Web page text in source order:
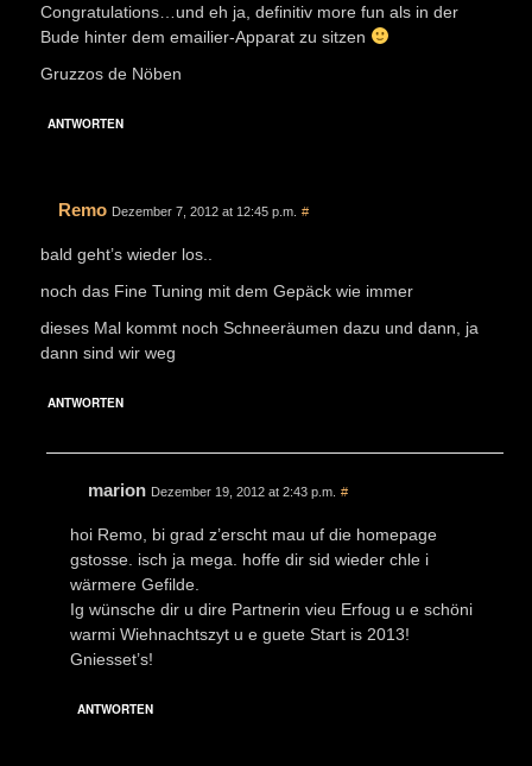
Congratulations…und eh ja, definitiv more fun als in der
Bude hinter dem emailier-Apparat zu sitzen
Gruzzos de Nöben
ANTWORTEN
Remo Dezember 7, 2012 at 12:45 p.m. #
bald geht’s wieder los..
noch das Fine Tuning mit dem Gepäck wie immer
dieses Mal kommt noch Schneeräumen dazu und dann, ja
dann sind wir weg
ANTWORTEN
marion Dezember 19, 2012 at 2:43 p.m. #
hoi Remo, bi grad z’erscht mau uf die homepage
gstosse. isch ja mega. hoffe dir sid wieder chle i
wärmere Gefilde.
Ig wünsche dir u dire Partnerin vieu Erfoug u e schöni
warmi Wiehnachtszyt u e guete Start is 2013!
Gniesset’s!
ANTWORTEN